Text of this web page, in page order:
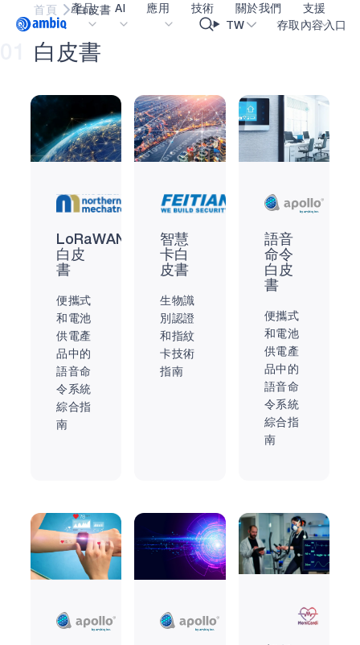
產品 AI 應用
工業邊緣
智能遙控器
智慧家庭和建築
智慧卡
遊戲
耳戴式裝置
技術
graphiqSPOT
neuralSPOT
secureSPOT
SPOT
關於我們
職業
讓我們共同建設未來
活動
投資者關係
合作成功亮點
為什麼選擇 Ambiq
什麼是邊緣 AI？
支援
詞彙表
線上支援
我們的合作
TW 存取內容入口
首頁 白皮書
白 皮書
LoRaWAN
白皮
書
便攜式
和電池
供電產
品中的
語音命
令系統
綜合指
南
智慧
卡白
皮書
生物識
別認證
和指紋
卡技術
指南
語音
命令
白皮
書
便攜式
和電池
供電產
品中的
語音命
令系統
綜合指
南
Video title